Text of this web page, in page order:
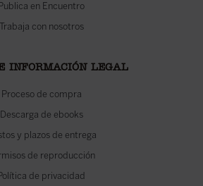
Publica en Encuentro
Trabaja con nosotros
INFORMACIÓN LEGAL
Proceso de compra
Descarga de ebooks
y plazos de entrega
de reproducción
de privacidad